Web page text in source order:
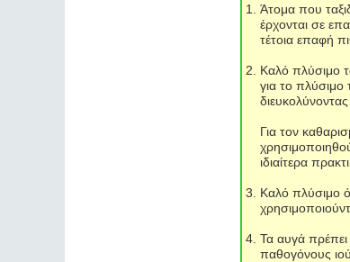
Άτομα που
έρχονται σε
τέτοια επαφή
Καλό πλύσιμο
για το πλύσιμο
Για τον
ιδιαίτερα
Καλό πλύσιμο
Τα αυγά πρέπει
παθογόνους